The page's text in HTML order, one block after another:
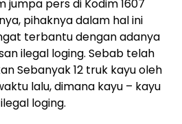
jumpa pers di Kodim 1607
pihaknya dalam hal ini
terbantu dengan adanya
ilegal loging. Sebab telah
Sebanyak 12 truk kayu oleh
lalu, dimana kayu – kayu
loging.